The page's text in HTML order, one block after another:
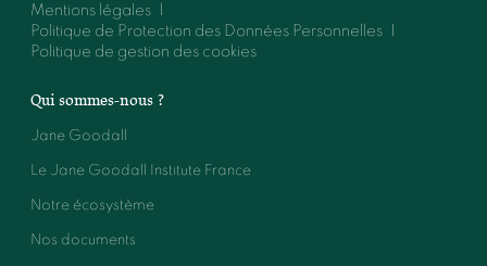
Mentions légales
Politique de Protection des Données Personnelles
Politique de gestion des cookies
Qui sommes-nous ?
Jane Goodall
Le Jane Goodall Institute France
Notre écosystème
Nos documents